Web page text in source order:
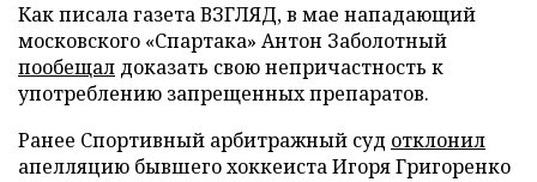
Как писала газета ВЗГЛЯД, в мае нападающий
московского «Спартака» Антон Заболотный
пообещал доказать свою непричастность к
употреблению запрещенных препаратов.
Ранее Спортивный арбитражный суд отклонил
апелляцию бывшего хоккеиста Игоря Григоренко